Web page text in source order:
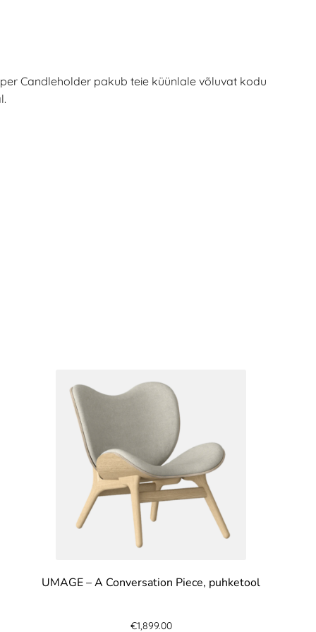
Candleholder pakub teie küünlale võluvat kodu
UMAGE – A Conversation Piece, puhketool
€1,899.00